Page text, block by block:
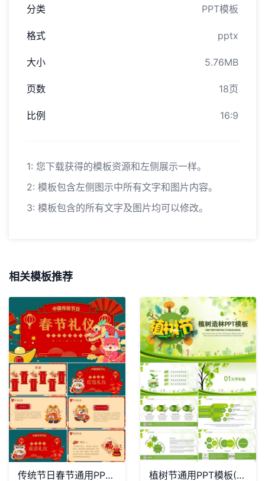
分类 PPT模板
格式 pptx
大小 5.76MB
页数 18页
比例 16:9
1: 您下载获得的模板资源和左侧展示一样。
2: 模板包含左侧图示中所有文字和图片内容。
3: 模板包含的所有文字及图片均可以修改。
相关模板推荐
传统节日春节通用PPT模板(29) 植树节通用PPT模板(126)